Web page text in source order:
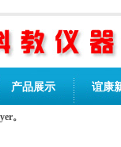
产品展示 谊康
。